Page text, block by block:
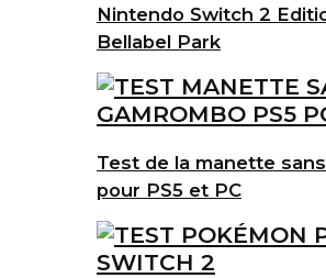
Nintendo Switch 2
Bellabel Park
Test de la manette
pour PS5 et PC